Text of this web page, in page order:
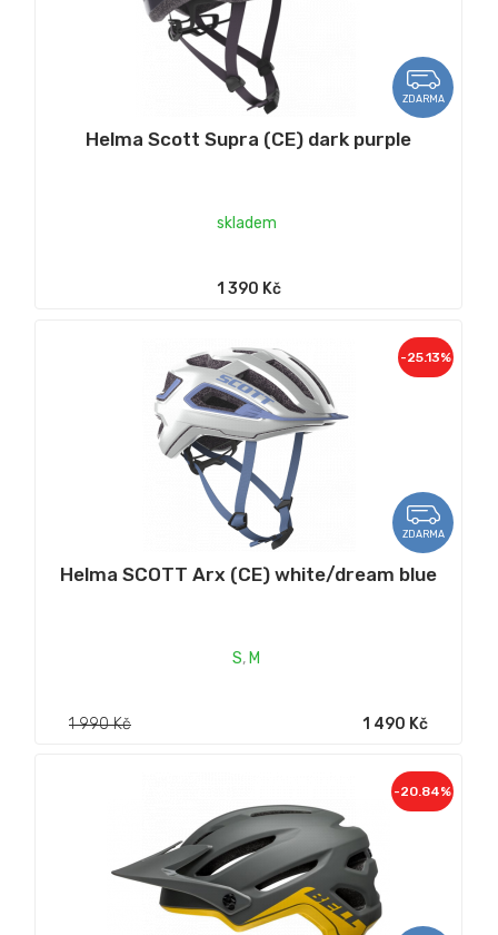
ZDARMA
Helma Scott Supra (CE) dark purple
skladem
1 390 Kč
ZDARMA
-25.13%
Helma SCOTT Arx (CE) white/dream blue
S, M
1 990 Kč 1 490 Kč
-20.84%